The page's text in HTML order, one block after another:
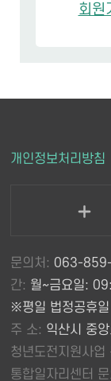
회원
개인정보처리방침
문의처: 063-
간: 월~금요일:
※평일 법정공휴
주 소: 익산시 중
청년도전지원사업
통합일자리센터